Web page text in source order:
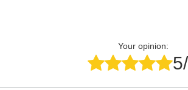
Your opinion: